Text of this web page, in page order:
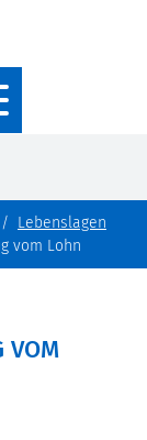
Lebenslagen
vom Lohn
VOM